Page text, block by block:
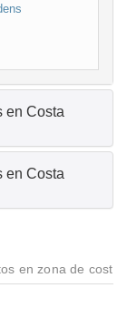
en Costa
en Costa
en zona de costa